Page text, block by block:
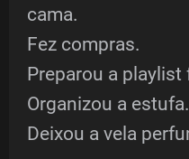
cama.
Fez compras.
Preparou a playlist
Organizou a estufa.
Deixou a vela